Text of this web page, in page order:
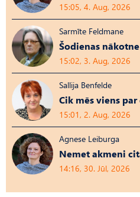
15:05, 4. Aug, 2026
Sarmīte Feldmane
Šodienas
15:02, 3. Aug, 2026
Sallija Benfelde
Cik mēs viens
15:01, 2. Aug, 2026
Agnese Leiburga
Nemet akmeni
14:16, 30. Jūl, 2026